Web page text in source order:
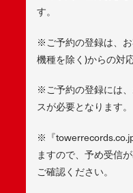
す。
※ご予約の登録は、
機種を除く)からの対
※ご予約の登録には
スが必要となります。
※『
ますので、予め受信
ご確認ください。